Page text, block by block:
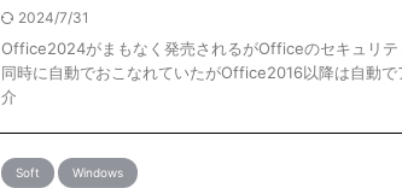
2024/7/31
Office2024がまもなく発売されるがOfficeのセキュリ
同時に自動でおこなれていたがOffice2016以降は自動
介
Soft Windows